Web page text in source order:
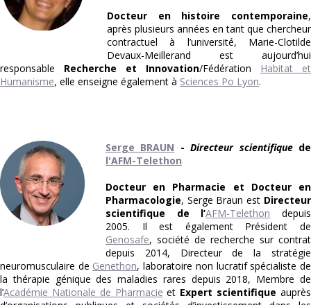
Docteur en histoire contemporaine,
après plusieurs années en tant que chercheur
contractuel à l’université, Marie-Clotilde
Devaux-Meillerand est aujourd’hui
responsable Recherche et Innovation/Fédération
Habitat et
Humanisme, elle enseigne également à Sciences Po Lyon.
Serge BRAUN -Directeur scientifiquede
l'AFM-Telethon
Docteur en Pharmacie et Docteur en
Pharmacologie, Serge Braun est Directeur
scientifique de l’AFM-Telethon depuis
2005. Il est également Président de
Genosafe, société de recherche sur contrat
depuis 2014, Directeur de la stratégie
neuromusculaire de Genethon, laboratoire non lucratif spécialiste de
la thérapie génique des maladies rares depuis 2018, Membre de
l’Académie Nationale de Pharmacie et Expert scientifique auprès